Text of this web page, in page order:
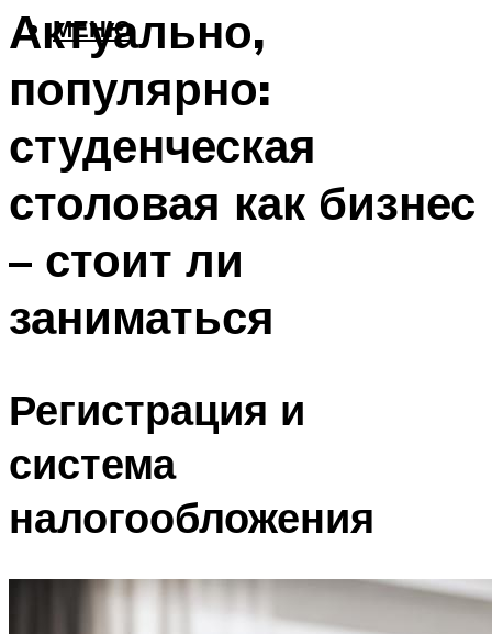
МЕНЮ
Актуально,
популярно:
студенческая
столовая как бизнес
– стоит ли
заниматься
Регистрация и
система
налогообложения